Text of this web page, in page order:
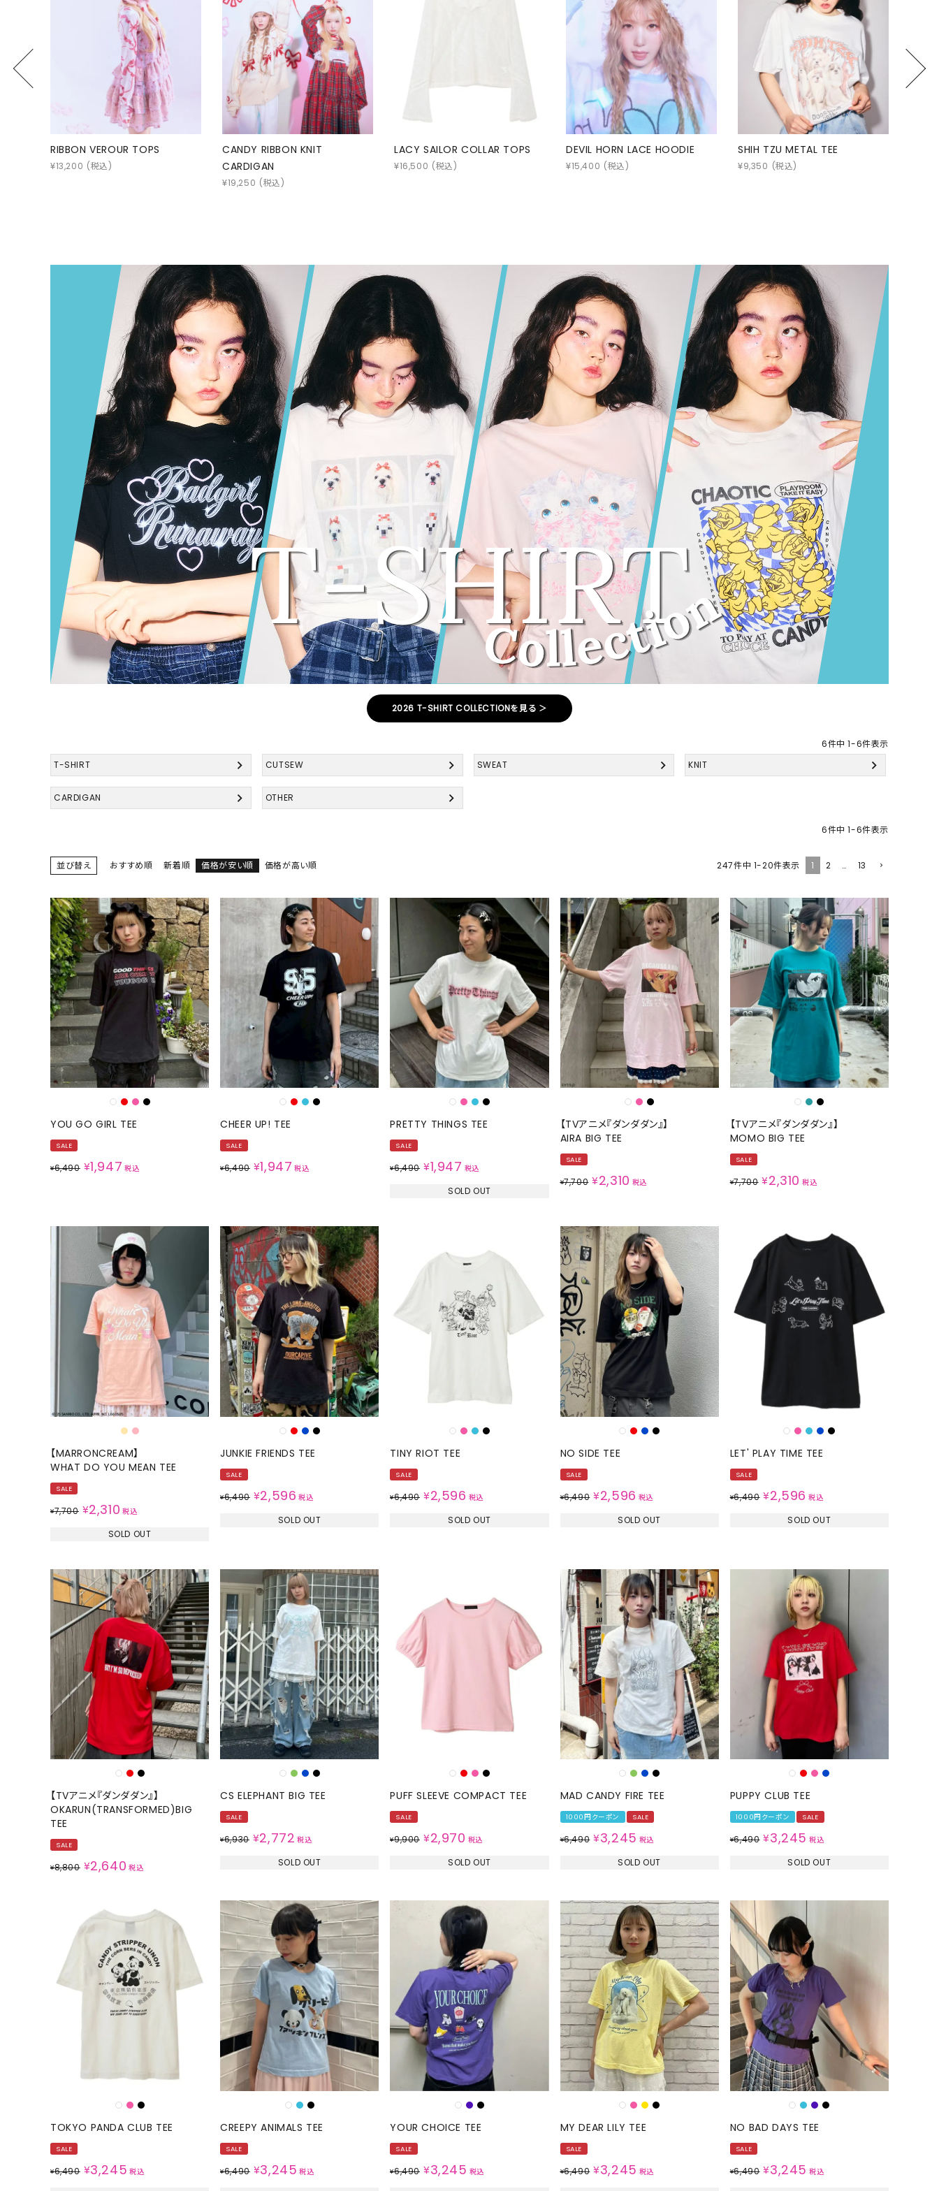
JUMPER SKIRT
ALL
PANTS
DENIM
SHORT PANTS
SALOPETTE
PEPE SALE
UMBRELLA
NECK WARMER
ACCESSORIES
SWIM WEAR
CANDY RIBBON KNIT
CARDIGAN
LACY SAILOR COLLAR TOPS
¥16,500 (税込)
DEVIL HORN LACE HOODIE
¥15,400 (税込)
SHIH TZU METAL TEE
¥9,350 (税込)
SAFETY PINS BONE KNIT
¥24,750 (税込)
2026 T-SHIRT COLLECTIONを見る ＞
6件中 1-6件表示
T-SHIRT
CUTSEW SWEAT KNIT
CARDIGAN OTHER
6件中 1-6件表示
並び替え おすすめ順 新着順 価格が安い順 価格が高い順 247件中 1-20件表示 1 2 … 13
YOU GO GIRL TEE
SALE
¥6,490 ¥1,947 税込
CHEER UP! TEE
SALE
¥6,490 ¥1,947 税込
PRETTY THINGS TEE
SALE
¥6,490 ¥1,947 税込
SOLD OUT
【TVアニメ『ダンダダン』】
AIRA BIG TEE
SALE
¥7,700 ¥2,310 税込
【TVアニメ『ダンダダン』】
MOMO BIG TEE
SALE
¥7,700 ¥2,310 税込
【MARRONCREAM】
WHAT DO YOU MEAN TEE
SALE
¥7,700 ¥2,310 税込
SOLD OUT
JUNKIE FRIENDS TEE
SALE
¥6,490 ¥2,596 税込
SOLD OUT
TINY RIOT TEE
SALE
¥6,490 ¥2,596 税込
SOLD OUT
NO SIDE TEE
SALE
¥6,490 ¥2,596 税込
SOLD OUT
LET' PLAY TIME TEE
SALE
¥6,490 ¥2,596 税込
SOLD OUT
【TVアニメ『ダンダダン』】
OKARUN(TRANSFORMED)BIG
TEE
SALE
¥8,800 ¥2,640 税込
CS ELEPHANT BIG TEE
SALE
¥6,930 ¥2,772 税込
SOLD OUT
PUFF SLEEVE COMPACT TEE
SALE
¥9,900 ¥2,970 税込
SOLD OUT
MAD CANDY FIRE TEE
1000円クーポン SALE
¥6,490 ¥3,245 税込
SOLD OUT
PUPPY CLUB TEE
1000円クーポン SALE
¥6,490 ¥3,245 税込
SOLD OUT
TOKYO PANDA CLUB TEE
SALE
¥6,490 ¥3,245 税込
CREEPY ANIMALS TEE
SALE
¥6,490 ¥3,245 税込
YOUR CHOICE TEE
SALE
¥6,490 ¥3,245 税込
MY DEAR LILY TEE
SALE
¥6,490 ¥3,245 税込
NO BAD DAYS TEE
SALE
¥6,490 ¥3,245 税込